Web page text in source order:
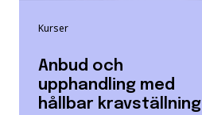
Kurser
Anbud och
upphandling med
hållbar kravställning